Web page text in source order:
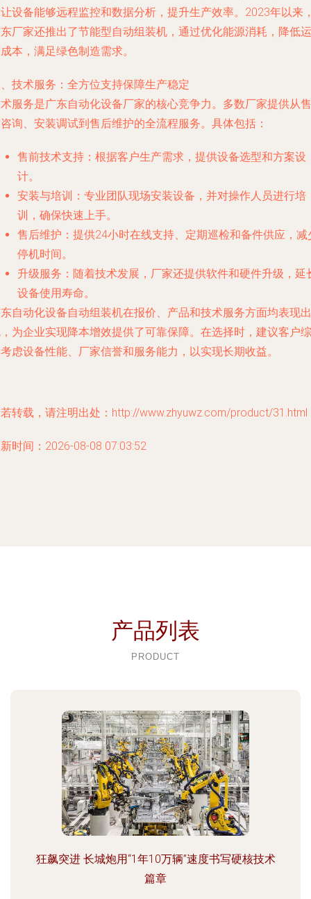
设备能够远程监控和数据分析，提升生产效率。2023年以来
厂家还推出了节能型自动组装机，通过优化能源消耗，降低运
本，满足绿色制造需求。
技术服务：全方位支持保障生产稳定
服务是广东自动化设备厂家的核心竞争力。多数厂家提供从售
询、安装调试到售后维护的全流程服务。具体包括：
售前技术支持：根据客户生产需求，提供设备选型和方案设
计。
安装与培训：专业团队现场安装设备，并对操作人员进行培
训，确保快速上手。
售后维护：提供24小时在线支持、定期巡检和备件供应，减
停机时间。
升级服务：随着技术发展，厂家还提供软件和硬件升级，延
设备使用寿命。
自动化设备自动组装机在报价、产品和技术服务方面均表现出
为企业实现降本增效提供了可靠保障。在选择时，建议客户综
虑设备性能、厂家信誉和服务能力，以实现长期收益。
转载，请注明出处：http://www.zhyuwz.com/product/31.html
时间：2026-08-08 07:03:52
产品列表
PRODUCT
狂飙突进 长城炮用“1年10万辆”速度书写硬核技术
篇章